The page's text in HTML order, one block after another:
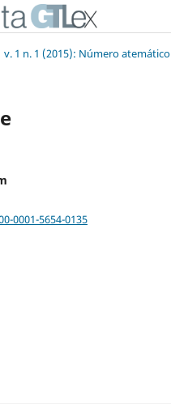
v. 1 n. 1 (2015): Número atemático
0001-5654-0135